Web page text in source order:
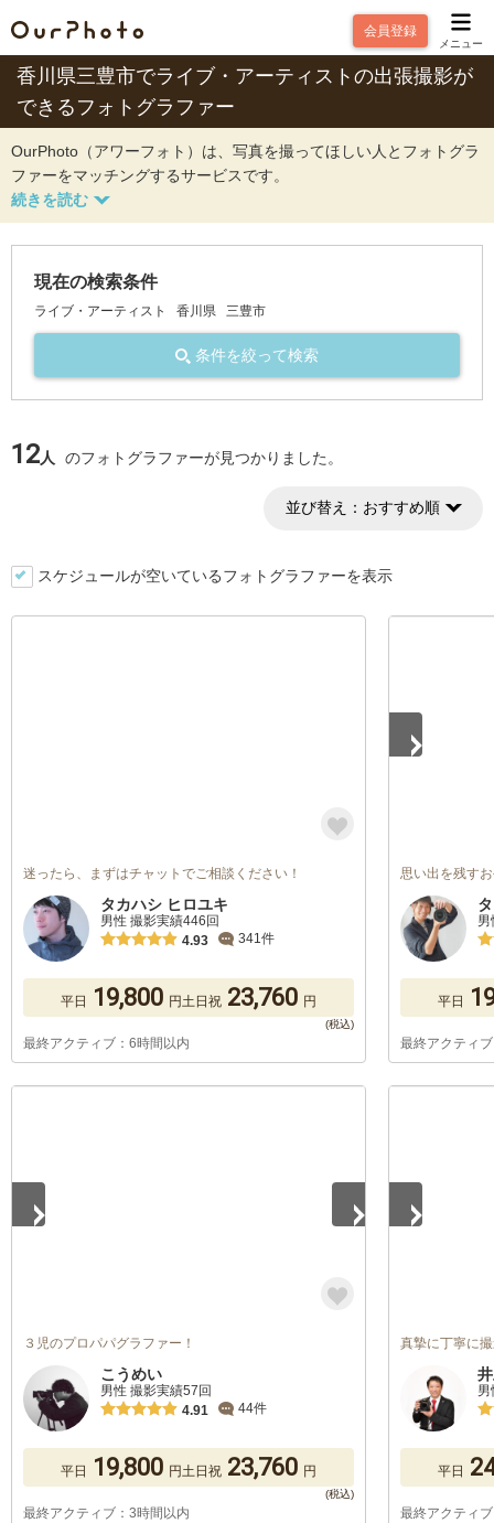
会員登録
メニュー
香川県三豊市でライブ・アーティストの出張撮影が
できるフォトグラファー
OurPhoto（アワーフォト）は、写真を撮ってほしい人とフォトグラ
ファーをマッチングするサービスです。
現在の検索条件
ライブ・アーティスト 香川県 三豊市
条件を絞って検索
12人 のフォトグラファーが見つかりました。
並び替え： おすすめ順
スケジュールが空いているフォトグラファーを表示
迷ったら、まずはチャットでご相談ください！
タカハシ ヒロユキ
男性 撮影実績446回
4.93
341件
平日 19,800 円土日祝 23,760 円
最終アクティブ：6時間以内
思い出を残す
平日
最終アクティ
３児のプロパパグラファー！
こうめい
男性 撮影実績57回
4.91
44件
平日 19,800 円土日祝 23,760 円
最終アクティブ：3時間以内
真摯に丁寧に
平日
最終アクティ